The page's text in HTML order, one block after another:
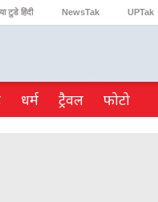
टुडे हिंदी NewsTak UPTak
धर्म ट्रैवल फोटो